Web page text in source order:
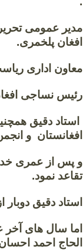
مدیر عمومی
افغان پلخمری.
معاون اداری
رئیس نساجی
افغانستان و
تقاعد نمود.
استاد دقیق
اما سال های آخر
الحاج احمد